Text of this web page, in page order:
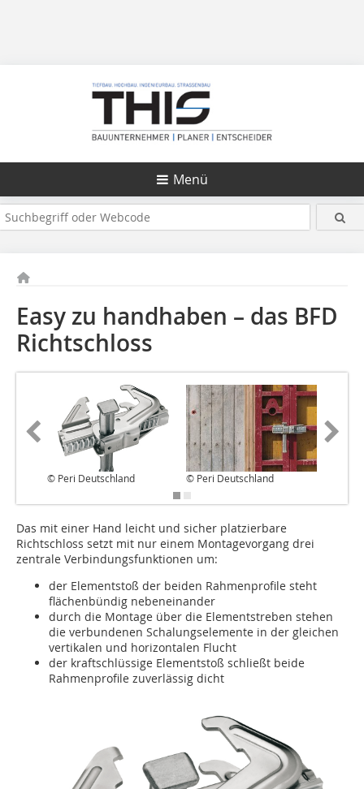
Menü
Easy zu handhaben – das BFD
Richtschloss
© Peri Deutschland © Peri Deutschland
Das mit einer Hand leicht und sicher platzierbare
Richtschloss setzt mit nur einem Montagevorgang drei
zentrale Verbindungsfunktionen um:
der Elementstoß der beiden Rahmenprofile steht
flächenbündig nebeneinander
durch die Montage über die Elementstreben stehen
die verbundenen Schalungselemente in der gleichen
vertikalen und horizontalen Flucht
der kraftschlüssige Elementstoß schließt beide
Rahmenprofile zuverlässig dicht